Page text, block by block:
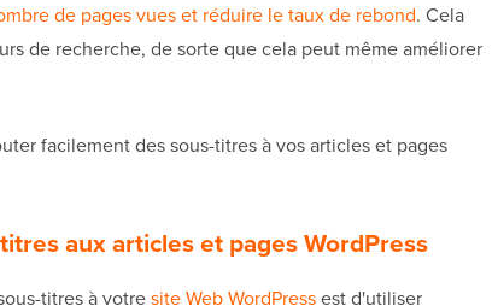
de pages vues et réduire le taux de rebond. Cela
de recherche, de sorte que cela peut même améliorer
facilement des sous-titres à vos articles et pages
aux articles et pages WordPress
titres à votresite Web WordPressest d'utiliser